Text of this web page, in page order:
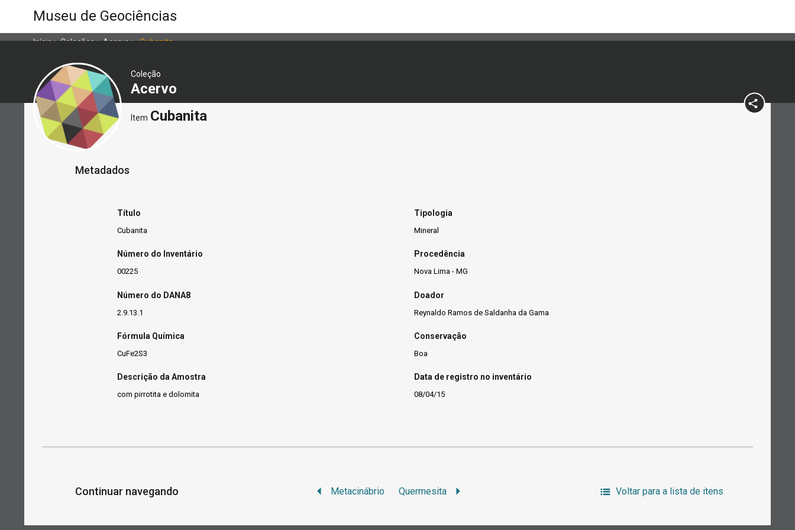
Museu de Geociências
Início>Coleções>Acervo>Cubanita
Coleção
Acervo
Item Cubanita
Metadados
Título
Cubanita
Número do Inventário
00225
Número do DANA8
2.9.13.1
Fórmula Química
CuFe2S3
Descrição da Amostra
com pirrotita e dolomita
Tipologia
Mineral
Procedência
Nova Lima - MG
Doador
Reynaldo Ramos de Saldanha da Gama
Conservação
Boa
Data de registro no inventário
08/04/15
Continuar navegando Metacinábrio Quermesita Voltar para a lista de itens